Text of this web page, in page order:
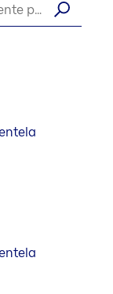
Cerca un/a consulente per nome